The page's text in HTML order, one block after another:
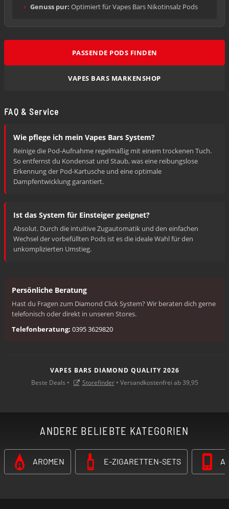
› Genuss pur: Optimiert für Vapes Bars Nikotinsalz Pods
PASSENDE PODS FINDEN
VAPES BARS MARKENSHOP
FAQ & Service
Wie pflege ich mein Vapes Bars System?
Reinige die Pod-Aufnahme regelmäßig mit einem trockenen Tuch.
So entfernst du Kondensat und Staub, was eine reibungslose
Erkennung der Pod-Kartusche und eine optimale
Dampfentwicklung garantiert.
Ist das System für Einsteiger geeignet?
Absolut. Durch die intuitive Zugautomatik und den einfachen
Wechsel der vorbefüllten Pods ist es die ideale Wahl für den
unkomplizierten Umstieg.
Persönliche Beratung
Hast du Fragen zum Diamond Click System? Wir beraten dich gerne
telefonisch oder direkt in unseren Stores.
Telefonberatung: 0395 3629820
VAPES BARS DIAMOND QUALITY 2026
Beste Deals •
Storefinder• Versandkostenfrei ab 39,95
ANDERE BELIEBTE KATEGORIEN
AROMEN E-ZIGARETTEN-SETS